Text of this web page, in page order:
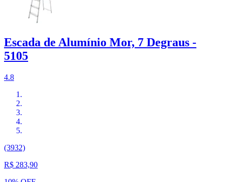
Escada de Alumínio Mor, 7 Degraus -
5105
4.8
(3932)
R$ 283,90